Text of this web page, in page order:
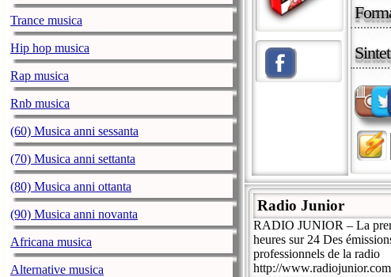
Trance musica
Hip hop musica
Rap musica
Rnb musica
(60) Musica anni sessanta
(70) Musica anni settanta
(80) Musica anni ottanta
(90) Musica anni novanta
Africana musica
Alternative musica
Radio Junior
RADIO JUNIOR – La
heures sur 24 Des
professionnels de la radio
http://www.radiojunior.com